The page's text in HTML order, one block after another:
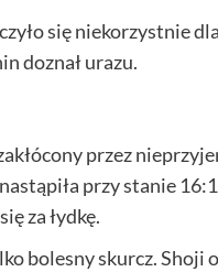
się niekorzystnie
doznał urazu.
przez
przy stanie
za łydkę.
bolesny skurcz. Shoji